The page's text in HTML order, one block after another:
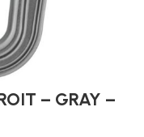
– GRAY –